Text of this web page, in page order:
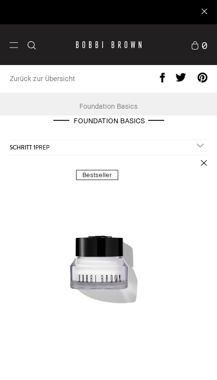
0
Zurück zur Übersicht
Foundation Basics
FOUNDATION BASICS
SCHRITT 1PREP
Bestseller